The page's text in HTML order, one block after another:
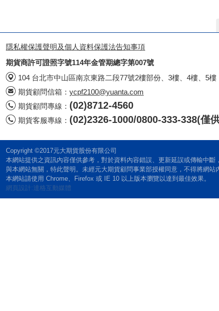
隱私權保護聲明及個人資料保護法告知事項
期貨商許可證照字號114年金管期總字第007號
104 台北市中山區南京東路二段77號2樓部份、3樓、4樓、5樓
期貨顧問信箱： ycpf2100@yuanta.com
期貨顧問專線： (02)8712-4560
期貨客服專線： (02)2326-1000/0800-333-338(僅
Copyright ©2017元大期貨股份有限公司
本網站提供之資訊內容僅供參考，對於資料內容錯誤、更新延誤或傳輸中
與本網站無關，特此聲明。未經元大期貨顧問事業部授權同意，不得將網站
本網站請使用 Chrome、Firefox 或 IE 10 以上版本瀏覽以達到最佳效果。
網頁設計:達格互動媒體